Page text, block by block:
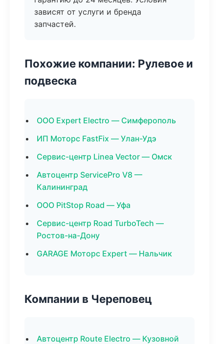
зависят от услуги и бренда
запчастей.
Похожие компании: Рулевое и
подвеска
ООО Expert Electro — Симферополь
ИП Моторс FastFix — Улан-Удэ
Сервис-центр Linea Vector — Омск
Автоцентр ServicePro V8 —
Калининград
ООО PitStop Road — Уфа
Сервис-центр Road TurboTech —
Ростов-на-Дону
GARAGE Моторс Expert — Нальчик
Компании в Череповец
Автоцентр Route Electro — Кузовной